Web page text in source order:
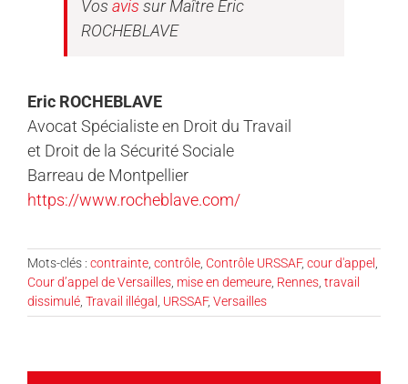
Vos avis sur Maître Eric
ROCHEBLAVE
Eric ROCHEBLAVE
Avocat Spécialiste en Droit du Travail
et Droit de la Sécurité Sociale
Barreau de Montpellier
https://www.rocheblave.com/
Mots-clés : contrainte contrôle Contrôle URSSAF, cour d'appel
Cour d’appel de Versailles mise en demeure Rennes travail
dissimulé Travail illégal URSSAF, Versailles